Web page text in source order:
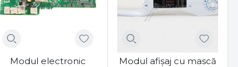
Modul electronic
Modul afișaj cu mască